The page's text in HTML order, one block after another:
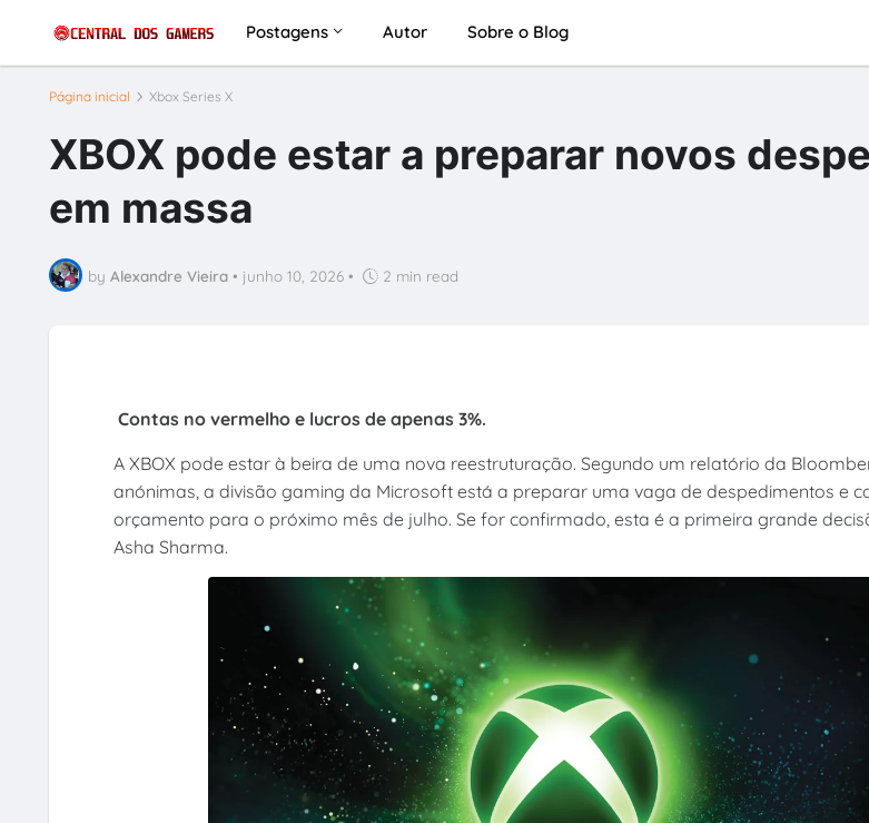
Postagens Autor Sobre o Blog
Página inicial Xbox Series X
XBOX pode estar a preparar novos
em massa
by Alexandre Vieira • junho 10, 2026 • 2 min read
Contas no vermelho e lucros de apenas 3%.
A XBOX pode estar à beira de uma nova reestruturação. Segundo um relatório da
anónimas, a divisão gaming da Microsoft está a preparar uma vaga de despedimentos e
orçamento para o próximo mês de julho. Se for confirmado, esta é a primeira grande
Asha Sharma.